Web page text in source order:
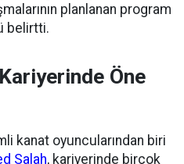
planlanan program
belirtti.
Öne
kanat oyuncularından biri
Salah, kariyerinde birçok